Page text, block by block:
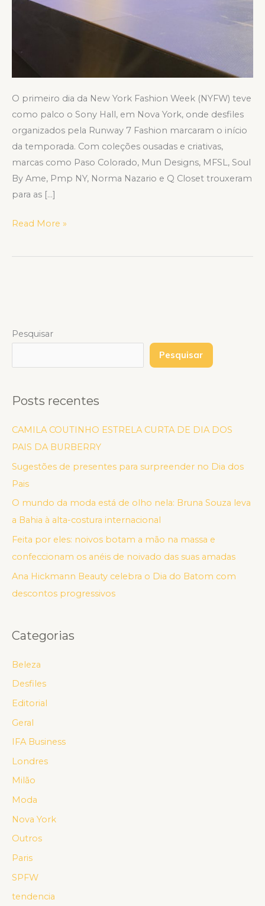
O primeiro dia da New York Fashion Week (NYFW) teve
como palco o Sony Hall, em Nova York, onde desfiles
organizados pela Runway 7 Fashion marcaram o início
da temporada. Com coleções ousadas e criativas,
marcas como Paso Colorado, Mun Designs, MFSL, Soul
By Ame, Pmp NY, Norma Nazario e Q Closet trouxeram
para as […]
Read More »
Pesquisar
Pesquisar
Posts recentes
CAMILA COUTINHO ESTRELA CURTA DE DIA DOS
PAIS DA BURBERRY
Sugestões de presentes para surpreender no Dia dos
Pais
O mundo da moda está de olho nela: Bruna Souza leva
a Bahia à alta-costura internacional
Feita por eles: noivos botam a mão na massa e
confeccionam os anéis de noivado das suas amadas
Ana Hickmann Beauty celebra o Dia do Batom com
descontos progressivos
Categorias
Beleza
Desfiles
Editorial
Geral
IFA Business
Londres
Milão
Moda
Nova York
Outros
Paris
SPFW
tendencia